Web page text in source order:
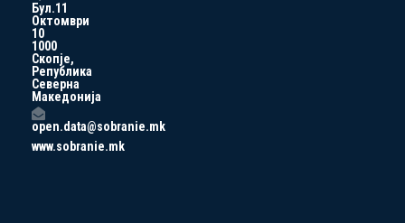
Бул.11
Октомври
10
1000
Скопје,
Република
Северна
Македонија
open.data@sobranie.mk
www.sobranie.mk